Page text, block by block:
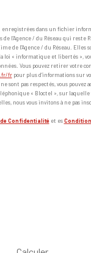
dans un fichier
l'Agence / du Réseau qui reste
de l'Agence / du Réseau. Elles
loi « informatique et libertés »,
Vous pouvez retirer
frpour plus d’informations sur
sont pas respectés, vous
« Bloctel », sur laquelle
nous vous invitons à ne pas
Confidentialitéet es